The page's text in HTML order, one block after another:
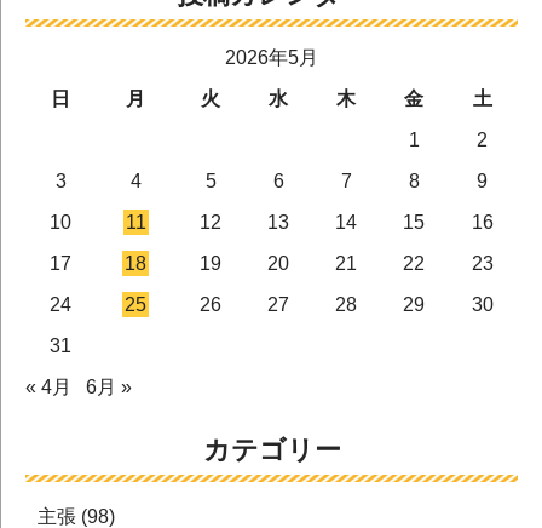
2026年5月
日
月 火 水 木 金
土
1
2
3
4 5 6 7 8
9
10
11 12 13 14 15
16
17
18 19 20 21 22
23
24
25 26 27 28 29
30
31
« 4月
6月 »
カテゴリー
主張 (98)